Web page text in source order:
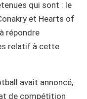
qui sont : le
et Hearts of
répondre
relatif à cette
avait annoncé,
de compétition